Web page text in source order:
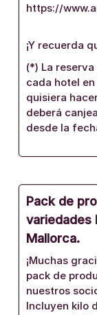
https://
¡Y recuerda
(*) La
cada hotel
quisiera
deberá
desde la
Pack de
variedades
Mallorca.
¡Muchas
pack de
nuestros
Incluyen kilo